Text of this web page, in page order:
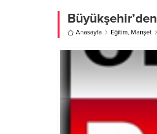
Anasayfa Eğitim, Manşet